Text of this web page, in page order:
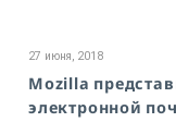
27 июня, 2018
Mozilla
электронной